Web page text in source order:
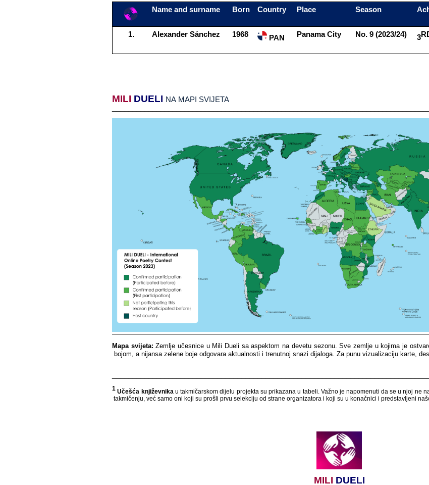
Name​​ and​​ surname Born Country Place Season
Alexander​​ Sánchez 1968 ​​ PAN Panama​​ City No.​​ 9​​ (2023/24) 3
MILI DUELI NA​​ MAPI​​ SVIJETA
Mapa​​ svijeta: Zemlje​​ učesnice​​ u​​ Mili​​ Dueli​​ sa​​ aspektom​​ na​​ devetu​​ sezonu.​​ Sve​​ zemlje​​ u​​ kojima​​ je​​
bojom,​​ a​​ nijansa​​ zelene​​ boje​​ odgovara​​ aktualnosti​​ i​​ trenutnoj​​ snazi​​ dijaloga.​​ Za​​ punu​​ vizualizaciju​​ karte,​​
1 ​​Učešća​​ književnika​​ u​​ takmičarskom​​ dijelu​​ projekta​​ su​​ prikazana​​ u​​ tabeli.​​ Važno​​ je​​ napomenuti​​ da​​ se​​ u​​ njoj​​ ne​​
takmičenju,​​ već​​ samo​​ oni​​ koji​​ su​​ prošli​​ prvu​​ selekciju​​ od​​ strane​​ organizatora​​ i​​ koji​​ su​​ u​​ konačnici​​ i​​ predstavljeni​​
MILI DUELI